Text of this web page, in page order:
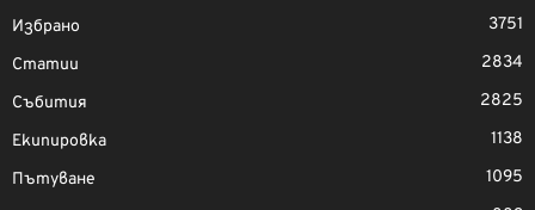
Избрано
3751
Статии
2834
Събития
2825
Екипировка
1138
Пътуване
1095